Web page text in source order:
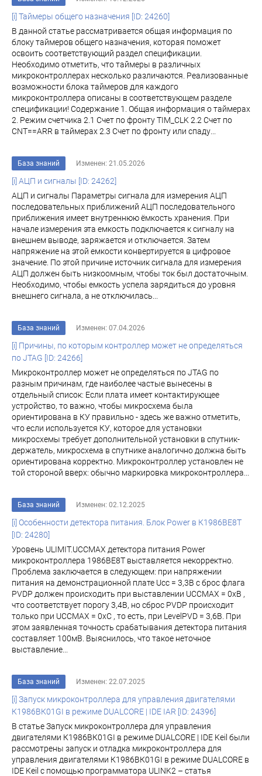
[i] Таймеры общего назначения [ID: 24260]
В данной статье рассматривается общая информация по
блоку таймеров общего назначения, которая поможет
освоить соответствующий раздел спецификации.
Необходимо отметить, что таймеры в различных
микроконтроллерах несколько различаются. Реализованные
возможности блока таймеров для каждого
микроконтроллера описаны в соответствующем разделе
спецификации! Содержание 1. Общая информация о таймерах
2. Режим счетчика 2.1 Счет по фронту TIM_CLK 2.2 Счет по
CNT==ARR в таймерах 2.3 Счет по фронту или спаду...
База знаний Изменен: 21.05.2026
[i] АЦП и сигналы [ID: 24262]
АЦП и сигналы Параметры сигнала для измерения АЦП
последовательных приближений АЦП последовательного
приближения имеет внутреннюю ёмкость хранения. При
начале измерения эта емкость подключается к сигналу на
внешнем выводе, заряжается и отключается. Затем
напряжение на этой емкости конвертируется в цифровое
значение. По этой причине источник сигнала для измерения
АЦП должен быть низкоомным, чтобы ток был достаточным.
Необходимо, чтобы емкость успела зарядиться до уровня
внешнего сигнала, а не отключилась...
База знаний Изменен: 07.04.2026
[i] Причины, по которым контроллер может не определяться
по JTAG [ID: 24266]
Микроконтроллер может не определяться по JTAG по
разным причинам, где наиболее частые вынесены в
отдельный список: Если плата имеет контактирующее
устройство, то важно, чтобы микросхема была
ориентирована в КУ правильно - здесь же важно отметить,
что если используется КУ, которое для установки
микросхемы требует дополнительной установки в спутник-
держатель, микросхема в спутнике аналогично должна быть
ориентирована корректно. Микроконтроллер установлен не
той стороной вверх: обычно маркировка микроконтроллера...
База знаний Изменен: 02.12.2025
[i] Особенности детектора питания. Блок Power в К1986ВЕ8T
[ID: 24280]
Уровень ULIMIT.UCCMAX детектора питания Power
микроконтроллера 1986ВЕ8Т выставляется некорректно.
Проблема заключается в следующем: при напряжении
питания на демонстрационной плате Ucc = 3,3В с брос флага
PVDP должен происходить при выставлении UCCMAX = 0хВ ,
что соответствует порогу 3,4В, но сброс PVDP происходит
только при UCCMAX = 0хС , то есть, при LevelPVD = 3,6В. При
этом заявленная точность срабатывания детектора питания
составляет 100мВ. Выяснилось, что такое неточное
выставление...
База знаний Изменен: 22.07.2025
[i] Запуск микроконтроллера для управления двигателями
К1986ВК01GI в режиме DUALCORE | IDE IAR [ID: 24396]
В статье Запуск микроконтроллера для управления
двигателями К1986ВК01GI в режиме DUALCORE | IDE Keil были
рассмотрены запуск и отладка микроконтроллера для
управления двигателями К1986ВК01GI в режиме DUALCORE в
IDE Keil с помощью программатора ULINK2 – статья